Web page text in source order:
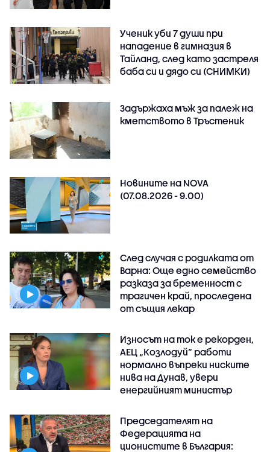
Ученик уби 7 души при
нападение в гимназия в
Тайланд, след като застреля
баба си и дядо си (СНИМКИ)
Задържаха мъж за палеж на
кметството в Тръстеник
Новините на NOVA
(07.08.2026 - 9.00)
След случая с родилката от
Варна: Още едно семейство
разказа за бременност с
трагичен край, проследена
от същия лекар
Износът на ток е рекорден,
АЕЦ „Козлодуй“ работи
нормално въпреки ниските
нива на Дунав, увери
енергийният министър
Председателят на
Федерацията на
ционистите в България: